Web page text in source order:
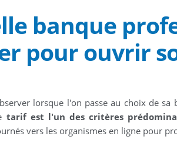
banque
pour ouvrir
lorsque l'on passe au choix de
tarif est l'un des critères
vers les organismes en ligne pour